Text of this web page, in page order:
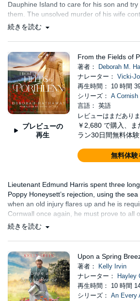
Dauphine Island to care for his son and
them. The unsolved murder of his wife
続きを読む
プレビューの
再生
From the Fields of
著者：
Deborah M.
ナレーター： Vicki-
再生時間： 10 時間
シリーズ： A Cornish
言語： 英語
レビューはまだありま
￥2,680 で購入、ま
ラン30日間無料体
無料体験
Lieutenant Edmund Harris spent three
Poppy Honeysett’s rejection, using the
when an old injury flares up and he is
Cornwall once again, he must prove to all
longer has feelings for the woman.
続きを読む
Upon a Spring
著者：
Kelly Irvin
ナレーター：
Hayley
再生時間： 10 時間
シリーズ： An Every